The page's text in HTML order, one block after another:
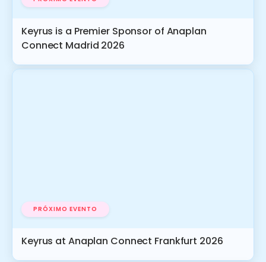
Keyrus is a Premier Sponsor of Anaplan
Connect Madrid 2026
PRÓXIMO EVENTO
Keyrus at Anaplan Connect Frankfurt 2026